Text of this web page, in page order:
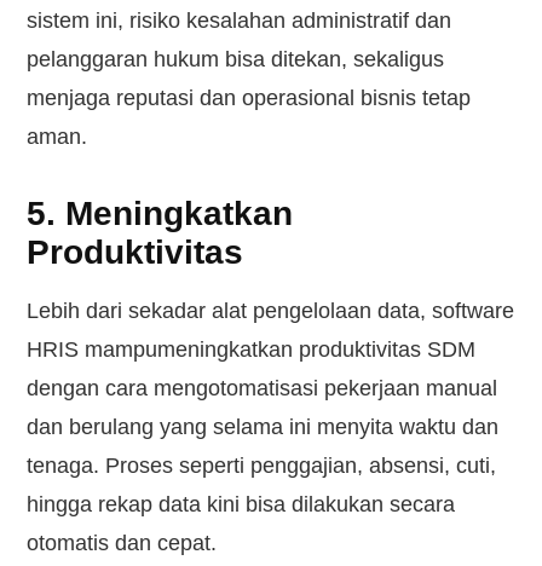
sistem ini, risiko kesalahan administratif dan
pelanggaran hukum bisa ditekan, sekaligus
menjaga reputasi dan operasional bisnis tetap
aman.
5. Meningkatkan
Produktivitas
Lebih dari sekadar alat pengelolaan data, software
HRIS mampumeningkatkan produktivitas SDM
dengan cara mengotomatisasi pekerjaan manual
dan berulang yang selama ini menyita waktu dan
tenaga. Proses seperti penggajian, absensi, cuti,
hingga rekap data kini bisa dilakukan secara
otomatis dan cepat.